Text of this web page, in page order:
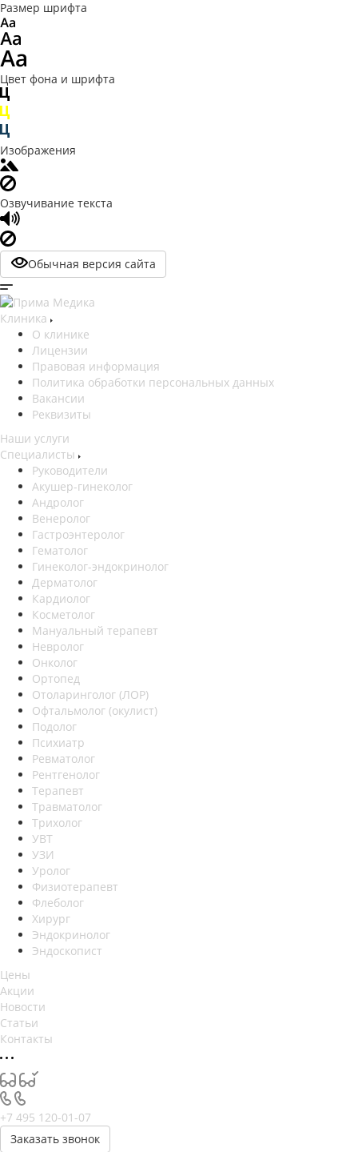
Размер шрифта
Цвет фона и шрифта
Изображения
Озвучивание текста
Обычная версия сайта
Клиника
О клинике
Лицензии
Правовая информация
Политика обработки персональных данных
Вакансии
Реквизиты
Наши услуги
Специалисты
Руководители
Акушер-гинеколог
Андролог
Венеролог
Гастроэнтеролог
Гематолог
Гинеколог-эндокринолог
Дерматолог
Кардиолог
Косметолог
Мануальный терапевт
Невролог
Онколог
Ортопед
Отоларинголог (ЛОР)
Офтальмолог (окулист)
Подолог
Психиатр
Ревматолог
Рентгенолог
Терапевт
Травматолог
Трихолог
УВТ
УЗИ
Уролог
Физиотерапевт
Флеболог
Хирург
Эндокринолог
Эндоскопист
Цены
Акции
Новости
Статьи
Контакты
+7 495 120-01-07
Заказать звонок